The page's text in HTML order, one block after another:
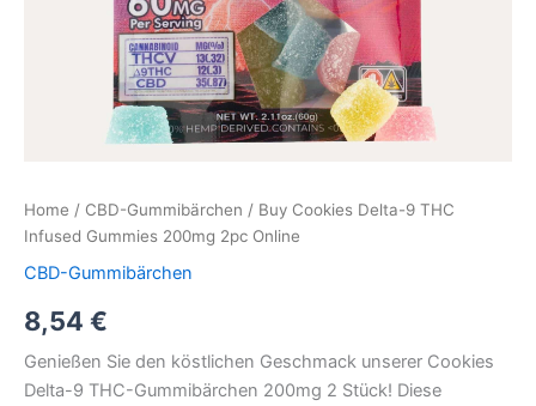
Home / CBD-Gummibärchen / Buy Cookies Delta-9 THC
Infused Gummies 200mg 2pc Online
CBD-Gummibärchen
8,54 €
Genießen Sie den köstlichen Geschmack unserer Cookies
Delta-9 THC-Gummibärchen 200mg 2 Stück! Diese